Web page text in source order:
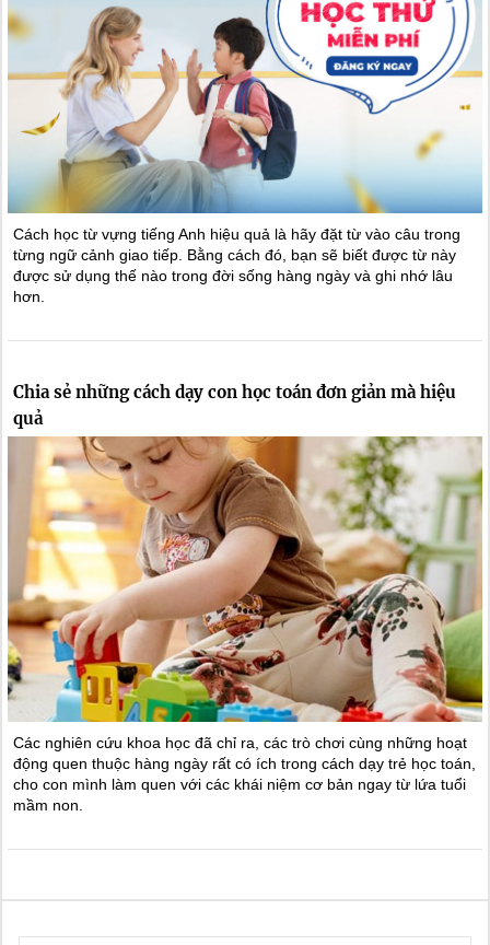
Cách học từ vựng tiếng Anh hiệu quả là hãy đặt từ vào câu trong
từng ngữ cảnh giao tiếp. Bằng cách đó, bạn sẽ biết được từ này
được sử dụng thế nào trong đời sống hàng ngày và ghi nhớ lâu
hơn.
Chia sẻ những cách dạy con học toán đơn giản mà hiệu
quả
Các nghiên cứu khoa học đã chỉ ra, các trò chơi cùng những hoạt
động quen thuộc hàng ngày rất có ích trong cách dạy trẻ học toán,
cho con mình làm quen với các khái niệm cơ bản ngay từ lứa tuổi
mầm non.